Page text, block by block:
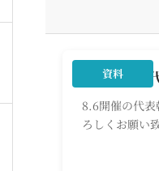
資料
8.6開催
8.6開催の代表
ろしくお願い